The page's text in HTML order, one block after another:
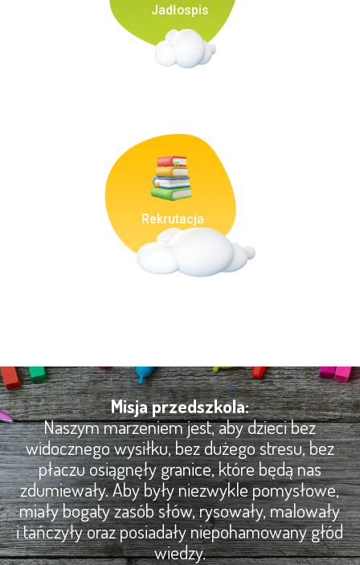
Jadłospis
Rekrutacja
Misja przedszkola:
Naszym marzeniem jest, aby dzieci bez
widocznego wysiłku, bez dużego stresu, bez
płaczu osiągnęły granice, które będą nas
zdumiewały. Aby były niezwykle pomysłowe,
miały bogaty zasób słów, rysowały, malowały
i tańczyły oraz posiadały niepohamowany głód
wiedzy.